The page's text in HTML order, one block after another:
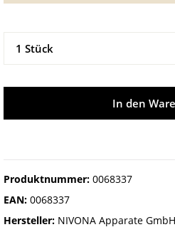
Produkt Anzahl: Gib den
In den
Produktnummer: 0068337
EAN: 0068337
Hersteller: NIVONA Apparate GmbH